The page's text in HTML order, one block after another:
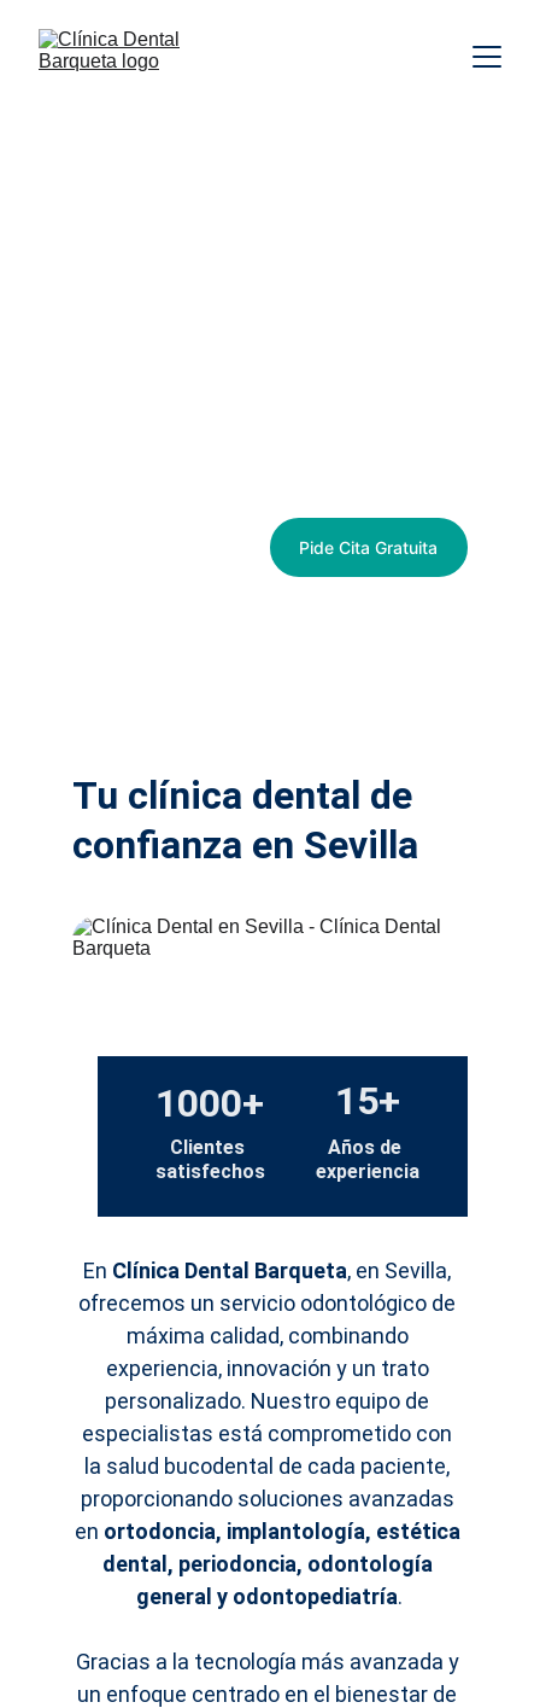
Pide Cita Gratuita
En Clínica Dental Barqueta, en Sevilla,
ofrecemos un servicio odontológico de
máxima calidad, combinando
experiencia, innovación y un trato
personalizado. Nuestro equipo de
especialistas está comprometido con
la salud bucodental de cada paciente,
proporcionando soluciones avanzadas
en ortodoncia, implantología, estética
dental, periodoncia, odontología
general y odontopediatría.
1000+
Clientes
satisfechos
15+
Años de
experiencia
Gracias a la tecnología más avanzada y
un enfoque centrado en el bienestar de
Tu clínica dental de
confianza en Sevilla